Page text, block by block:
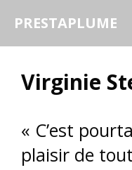
PRESTAPLUME
Virginie
« C’est
plaisir de